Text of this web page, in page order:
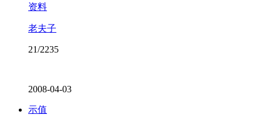
资料
老夫子
21/2235
2008-04-03
示值